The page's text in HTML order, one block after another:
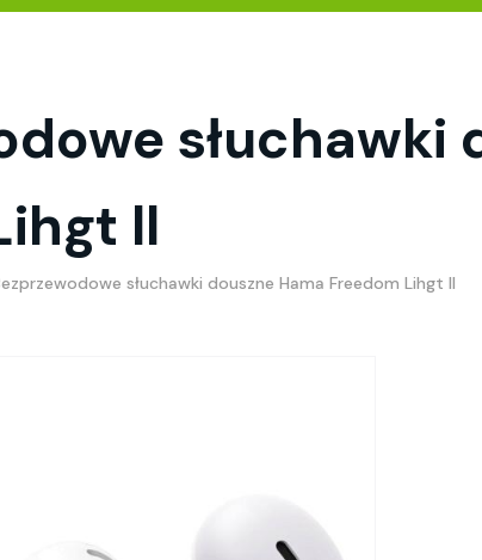
słuchawki
II
słuchawki douszne Hama Freedom Lihgt II